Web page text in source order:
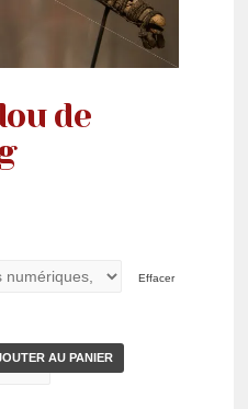
de
Effacer
AU PANIER